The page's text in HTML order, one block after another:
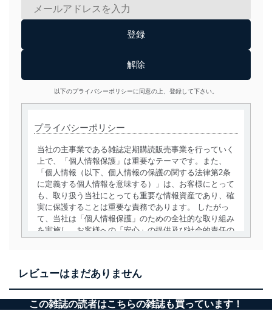
以下のプライバシーポリシーに同意の上、登録して下さい。
プライバシーポリシー
当社の主事業である雑誌定期購読販売事業を行っていく
上で、「個人情報保護」は重要なテーマです。また、
「個人情報（以下、個人情報の保護の関する法律第2条
に定義する個人情報を意味する）」は、お客様にとって
も、取り扱う当社にとっても重要な情報資産であり、確
実に保護することは重要な責務であります。 したがっ
て、当社は「個人情報保護」のための全社的な取り組み
を実施し、お客様への「安心」の提供及び社会的責任の
用目的を明確にし、本人の同意を得たうえで利用目的の
達成に必要な範囲内で適法かつ公正な手段によって取
レビューはまだありません
この雑誌の読者はこちらの雑誌も買っています！